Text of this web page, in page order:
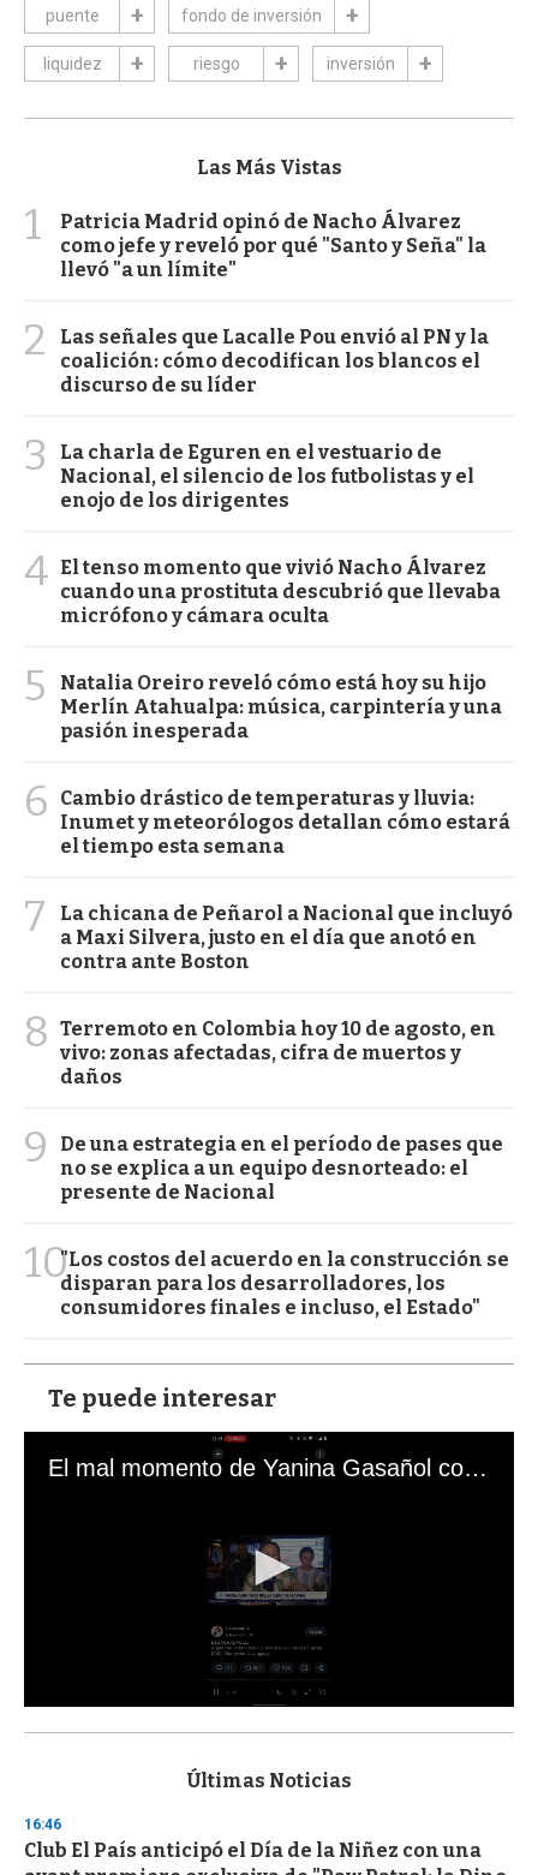
puente fondo de inversión
liquidez riesgo inversión
Las Más Vistas
1
Patricia Madrid opinó de Nacho Álvarez
como jefe y reveló por qué "Santo y Seña" la
llevó "a un límite"
2
Las señales que Lacalle Pou envió al PN y la
coalición: cómo decodifican los blancos el
discurso de su líder
3
La charla de Eguren en el vestuario de
Nacional, el silencio de los futbolistas y el
enojo de los dirigentes
4 El tenso momento que vivió Nacho Álvarez
cuando una prostituta descubrió que llevaba
micrófono y cámara oculta
5
Natalia Oreiro reveló cómo está hoy su hijo
Merlín Atahualpa: música, carpintería y una
pasión inesperada
6
Cambio drástico de temperaturas y lluvia:
Inumet y meteorólogos detallan cómo estará
el tiempo esta semana
7
La chicana de Peñarol a Nacional que incluyó
a Maxi Silvera, justo en el día que anotó en
contra ante Boston
8 Terremoto en Colombia hoy 10 de agosto, en
vivo: zonas afectadas, cifra de muertos y
daños
9
De una estrategia en el período de pases que
no se explica a un equipo desnorteado: el
presente de Nacional
10"Los costos del acuerdo en la construcción se
disparan para los desarrolladores, los
consumidores finales e incluso, el Estado"
Te puede interesar
El mal momento de Yanina Gasañol con un hincha argentino en "Subrayado"
s
d
s
o
Últimas Noticias
16:46
Club El País anticipó el Día de la Niñez con una